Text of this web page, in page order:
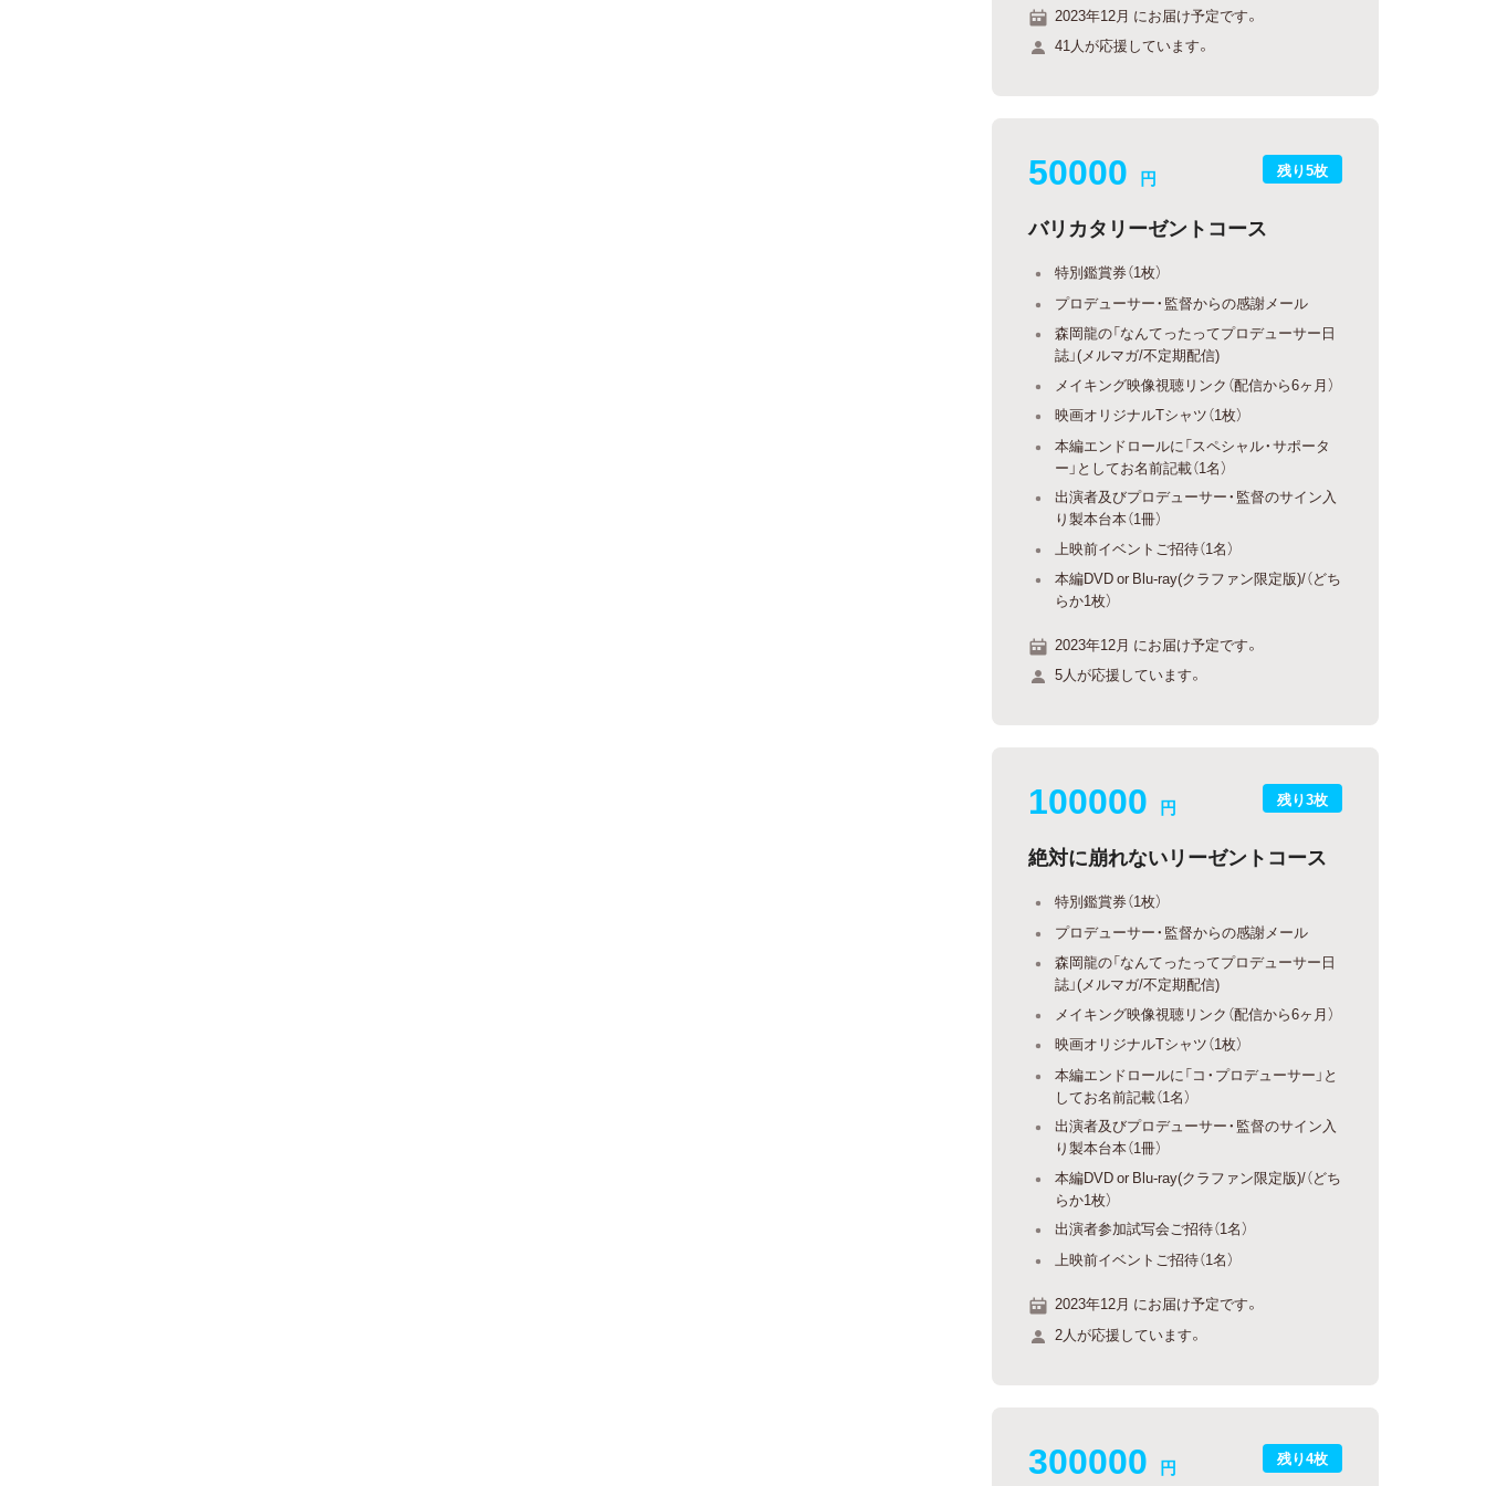
2023年12月 にお届け予定です。
41人が応援しています。
残り5枚
50000 円
バリカタリーゼントコース
特別鑑賞券（1枚）
プロデューサー・監督からの感謝メール
森岡龍の「なんてったってプロデューサー日
誌」(メルマガ/不定期配信)
メイキング映像視聴リンク（配信から6ヶ月）
映画オリジナルTシャツ（1枚）
本編エンドロールに「スペシャル・サポータ
ー」としてお名前記載（1名）
出演者及びプロデューサー・監督のサイン入
り製本台本（1冊）
上映前イベントご招待（1名）
本編DVD or Blu-ray(クラファン限定版)/（どち
らか1枚）
2023年12月 にお届け予定です。
5人が応援しています。
残り3枚
100000 円
絶対に崩れないリーゼントコース
特別鑑賞券（1枚）
プロデューサー・監督からの感謝メール
森岡龍の「なんてったってプロデューサー日
誌」(メルマガ/不定期配信)
メイキング映像視聴リンク（配信から6ヶ月）
映画オリジナルTシャツ（1枚）
本編エンドロールに「コ・プロデューサー」と
してお名前記載（1名）
出演者及びプロデューサー・監督のサイン入
り製本台本（1冊）
本編DVD or Blu-ray(クラファン限定版)/（どち
らか1枚）
出演者参加試写会ご招待（1名）
上映前イベントご招待（1名）
2023年12月 にお届け予定です。
2人が応援しています。
残り4枚
300000 円